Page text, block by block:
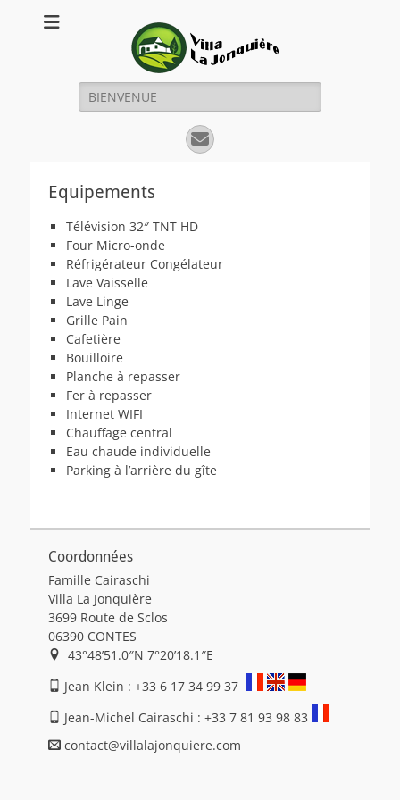
Un gîte entre mer et montagne
Rechercher :
E-
mail
Equipements
Télévision 32″ TNT HD
Four Micro-onde
Réfrigérateur Congélateur
Lave Vaisselle
Lave Linge
Grille Pain
Cafetière
Bouilloire
Planche à repasser
Fer à repasser
Internet WIFI
Chauffage central
Eau chaude individuelle
Parking à l’arrière du gîte
Coordonnées
Famille Cairaschi
Villa La Jonquière
3699 Route de Sclos
06390 CONTES
43°48’51.0″N 7°20’18.1″E
Jean Klein : +33 6 17 34 99 37
Jean-Michel Cairaschi : +33 7 81 93 98 83
contact@villalajonquiere.com